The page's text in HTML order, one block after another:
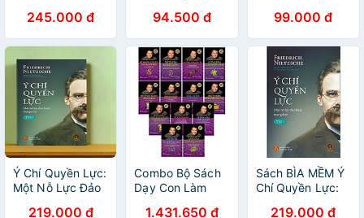
nhà". Khởi nghiệp
đầu tư bất động
sản. Hoàng Anh
Minh.
Mochibooks.
NXB Lao động
2024
245.000 đ 94.500 đ
giản - Nguyễn
Ngọc Nghĩa
99.000 đ
Ý Chí Quyền Lực:
Một Nỗ Lực Đảo
219.000 đ
Combo Bộ Sách
Dạy Con Làm
1.431.650 đ
Sách BÌA MỀM Ý
Chí Quyền Lực:
219.000 đ